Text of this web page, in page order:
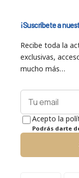
¡Suscríbete a
Recibe toda la
exclusivas,
mucho más…
Acepto la
Podrás darte